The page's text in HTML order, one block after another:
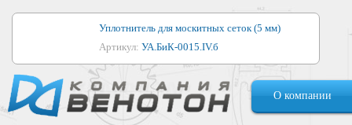
Уплотнитель для москитных сеток (5 мм)
Артикул: УА.БиК-0015.IV.б
Уплотнитель для алюминиевых окон
Артикул:1044 О компании